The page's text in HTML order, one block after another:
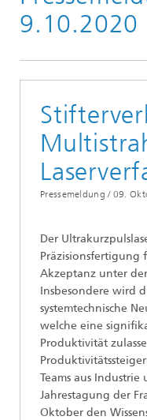
9.10.2020
Pressemeldung / 09.
Der
Präzisionsfertigung
Akzeptanz unter
Insbesondere wird
systemtechnische
welche eine
Produktivität
Teams aus
Jahrestagung der
Oktober den